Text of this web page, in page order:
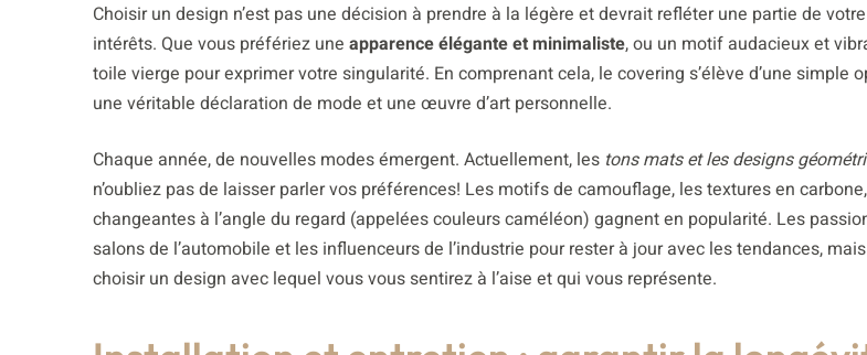
Choisir un design n’est pas une décision à prendre à la légère et devrait refléter une partie de
intérêts. Que vous préfériez une apparence élégante et minimaliste, ou un motif audacieux et
toile vierge pour exprimer votre singularité. En comprenant cela, le covering s’élève d’une simple
une véritable déclaration de mode et une œuvre d’art personnelle.
Chaque année, de nouvelles modes émergent. Actuellement, lestons mats et les designs
n’oubliez pas de laisser parler vos préférences! Les motifs de camouflage, les textures en
changeantes à l’angle du regard (appelées couleurs caméléon) gagnent en popularité. Les
salons de l’automobile et les influenceurs de l’industrie pour rester à jour avec les tendances,
choisir un design avec lequel vous vous sentirez à l’aise et qui vous représente.